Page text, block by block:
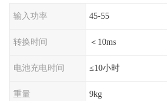
输入功率 45-55
转换时间 ＜10ms
电池充电时间 ≤10小时
重量 9kg